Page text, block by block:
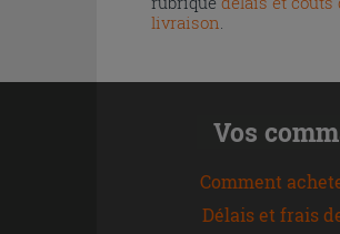
livraison
Vos
Comment
Délais et frais